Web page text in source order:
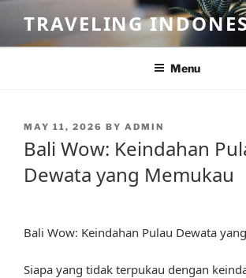
content
TRAVELING
Menu
POSTED
MAY 11, 2026 BY ADMIN
Bali Wow: Keindahan
Dewata yang Memukau
Bali Wow: Keindahan Pulau Dewata
Siapa yang tidak terpukau dengan